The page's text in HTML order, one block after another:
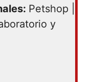
Petshop |
y